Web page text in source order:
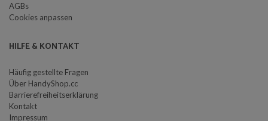
AGBs
Cookies anpassen
HILFE & KONTAKT
Häufig gestellte Fragen
Über HandyShop.cc
Barrierefreiheitserklärung
Kontakt
Impressum